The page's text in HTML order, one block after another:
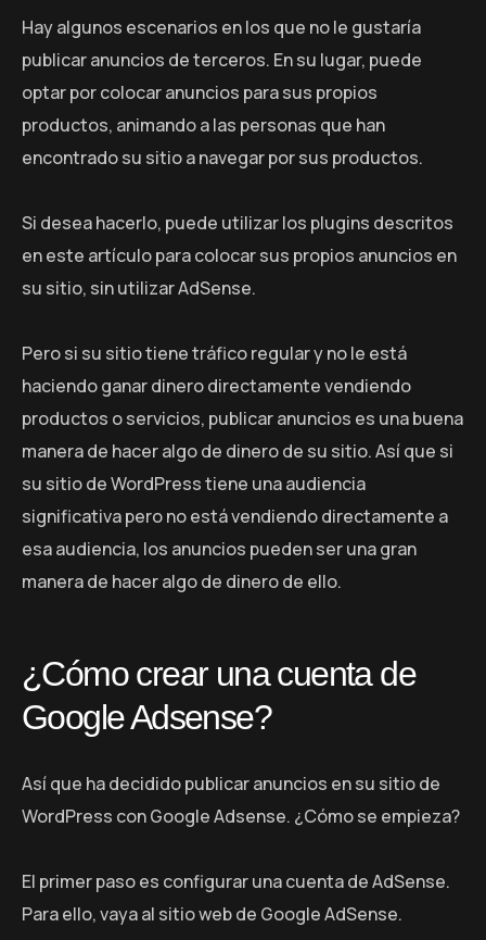
Hay algunos escenarios en los que no le gustaría
publicar anuncios de terceros. En su lugar, puede
optar por colocar anuncios para sus propios
productos, animando a las personas que han
encontrado su sitio a navegar por sus productos.
Si desea hacerlo, puede utilizar los plugins descritos
en este artículo para colocar sus propios anuncios en
su sitio, sin utilizar AdSense.
Pero si su sitio tiene tráfico regular y no le está
haciendo ganar dinero directamente vendiendo
productos o servicios, publicar anuncios es una buena
manera de hacer algo de dinero de su sitio. Así que si
su sitio de WordPress tiene una audiencia
significativa pero no está vendiendo directamente a
esa audiencia, los anuncios pueden ser una gran
manera de hacer algo de dinero de ello.
¿Cómo crear una cuenta de
Google Adsense?
Así que ha decidido publicar anuncios en su sitio de
WordPress con Google Adsense. ¿Cómo se empieza?
El primer paso es configurar una cuenta de AdSense.
Para ello, vaya al sitio web de Google AdSense.